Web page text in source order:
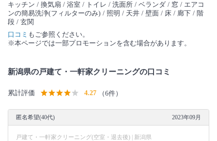
キッチン / 換気扇 / 浴室 / トイレ / 洗面所 / ベランダ / 窓 / エアコ
ンの簡易洗浄(フィルターのみ) / 照明 / 天井 / 壁面 / 床 / 廊下 / 階
段 / 玄関
口コミ もご参照ください。
※本ページでは一部プロモーションを含む場合があります。
新潟県の戸建て・一軒家クリーニングの口コミ
累計評価 4.27 （6件）
匿名希望(40代) 2023年09月
戸建て・一軒家クリーニング(空室・退去後) | 新潟県